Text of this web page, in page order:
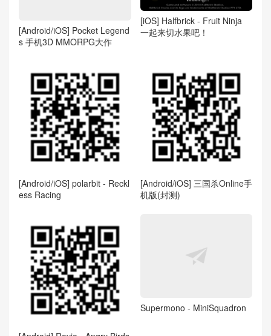
[Android/iOS] Pocket Legend
s 手机3D MMORPG大作
[iOS] Halfbrick - Fruit Ninja
一起来切水果吧！
[Android/iOS] polarbit - Reckl
ess Racing
[Android/iOS] 三国杀Online手
机版(封测)
Supermono - MiniSquadron